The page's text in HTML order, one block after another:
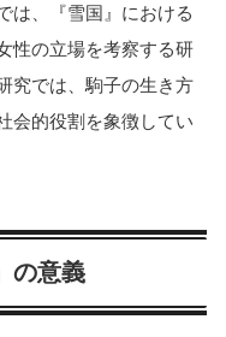
は、『雪国』における
性の立場を考察する研
究では、駒子の生き方
会的役割を象徴してい
の意義